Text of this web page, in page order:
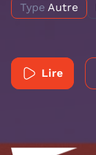
Type Autre
Lire